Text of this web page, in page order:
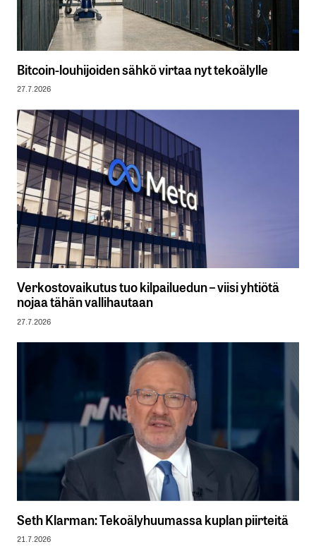
Bitcoin-louhijoiden sähkö virtaa nyt tekoälylle
27.7.2026
Verkostovaikutus tuo kilpailuedun – viisi yhtiötä
nojaa tähän vallihautaan
27.7.2026
Seth Klarman: Tekoälyhuumassa kuplan piirteitä
21.7.2026